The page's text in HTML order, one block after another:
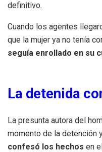
definitivo.
Cuando los agentes
que la mujer ya no tenía
seguía enrollado en su
La detenida
La presunta autora del
momento de la detención
confesó los hechos en